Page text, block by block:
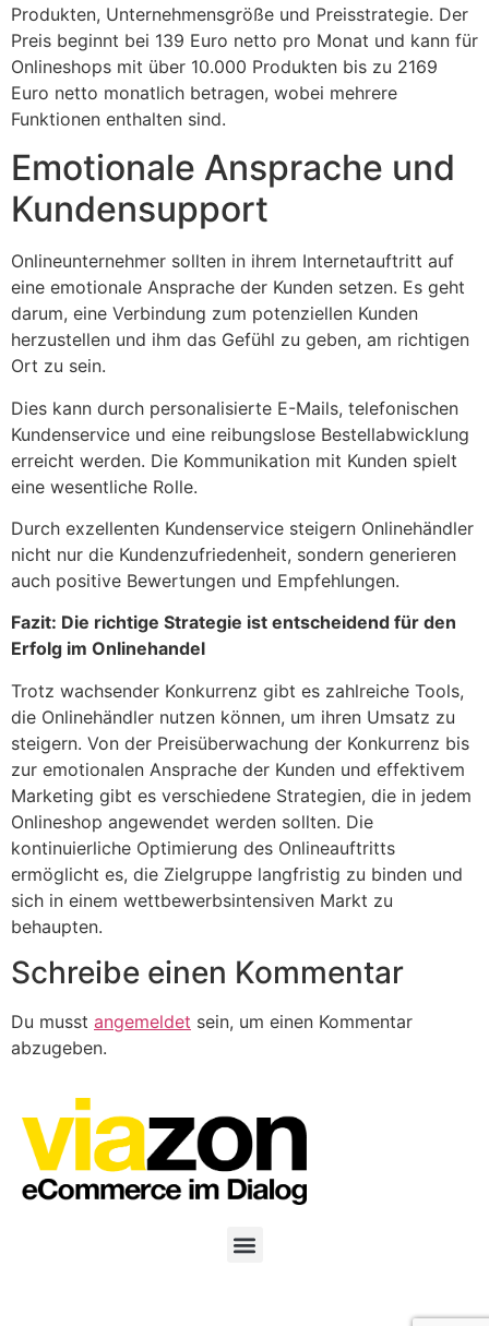
Produkten, Unternehmensgröße und Preisstrategie. Der
Preis beginnt bei 139 Euro netto pro Monat und kann für
Onlineshops mit über 10.000 Produkten bis zu 2169
Euro netto monatlich betragen, wobei mehrere
Funktionen enthalten sind.
Emotionale Ansprache und
Kundensupport
Onlineunternehmer sollten in ihrem Internetauftritt auf
eine emotionale Ansprache der Kunden setzen. Es geht
darum, eine Verbindung zum potenziellen Kunden
herzustellen und ihm das Gefühl zu geben, am richtigen
Ort zu sein.
Dies kann durch personalisierte E-Mails, telefonischen
Kundenservice und eine reibungslose Bestellabwicklung
erreicht werden. Die Kommunikation mit Kunden spielt
eine wesentliche Rolle.
Durch exzellenten Kundenservice steigern Onlinehändler
nicht nur die Kundenzufriedenheit, sondern generieren
auch positive Bewertungen und Empfehlungen.
Fazit: Die richtige Strategie ist entscheidend für den
Erfolg im Onlinehandel
Trotz wachsender Konkurrenz gibt es zahlreiche Tools,
die Onlinehändler nutzen können, um ihren Umsatz zu
steigern. Von der Preisüberwachung der Konkurrenz bis
zur emotionalen Ansprache der Kunden und effektivem
Marketing gibt es verschiedene Strategien, die in jedem
Onlineshop angewendet werden sollten. Die
kontinuierliche Optimierung des Onlineauftritts
ermöglicht es, die Zielgruppe langfristig zu binden und
sich in einem wettbewerbsintensiven Markt zu
behaupten.
Schreibe einen Kommentar
Du musst angemeldet sein, um einen Kommentar
abzugeben.